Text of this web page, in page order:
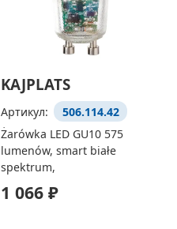
KAJPLATS
Артикул:
506.114.42
Żarówka LED GU10 575
lumenów, smart białe
spektrum,
1 066 ₽